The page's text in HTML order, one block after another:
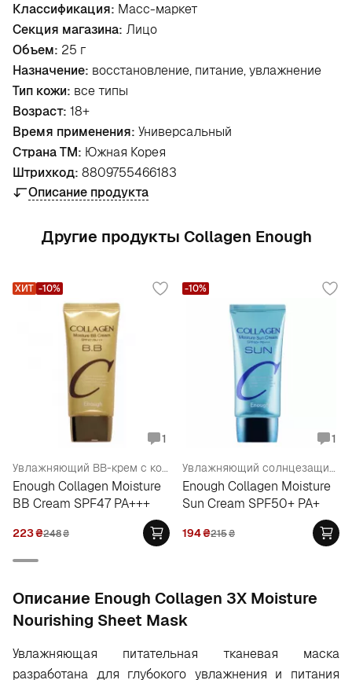
Классификация: Масс-маркет
Секция магазина: Лицо
Объем: 25 г
Назначение: восстановление, питание, увлажнение
Тип кожи: все типы
Возраст: 18+
Время применения: Универсальный
Страна ТМ: Южная Корея
Штрихкод: 8809755466183
Описание продукта
Другие продукты Collagen Enough
1
Увлажняющий BB-крем с коллагеном
Enough Collagen Moisture
BB Cream SPF47 PA+++
223₴248₴
ХИТ -10%
1
Увлажняющий солнцезащитный крем с коллагеном
Enough Collagen Moisture
Sun Cream SPF50+ PA+
194₴215₴
-10%
Oписание Enough Collagen 3X Moisture
Nourishing Sheet Mask
Увлажняющая питательная тканевая маска
разработана для глубокого увлажнения и питания